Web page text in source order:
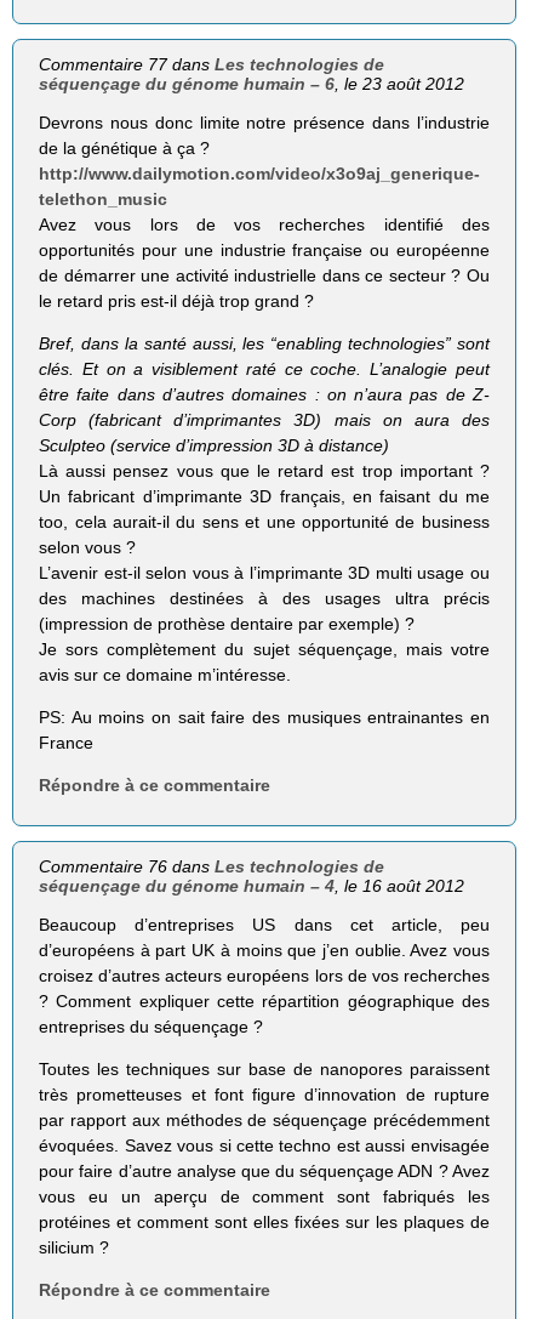
Commentaire 77 dansLes technologies de
séquençage du génome humain – 6 , le 23 août 2012
Devrons nous donc limite notre présence dans l’industrie
de la génétique à ça ?
http://www.dailymotion.com/video/x3o9aj_generique-
telethon_music
Avez vous lors de vos recherches identifié des
opportunités pour une industrie française ou européenne
de démarrer une activité industrielle dans ce secteur ? Ou
le retard pris est-il déjà trop grand ?
Bref, dans la santé aussi, les “enabling tech­no­lo­gies” sont
clés. Et on a visi­ble­ment raté ce coche. L’analogie peut
être faite dans d’autres domaines : on n’aura pas de Z-
Corp (fabri­cant d’imprimantes 3D) mais on aura des
Sculp­teo (ser­vice d’impression 3D à dis­tance)
Là aussi pensez vous que le retard est trop important ?
Un fabricant d’imprimante 3D français, en faisant du me
too, cela aurait-il du sens et une opportunité de business
selon vous ?
L’avenir est-il selon vous à l’imprimante 3D multi usage ou
des machines destinées à des usages ultra précis
(impression de prothèse dentaire par exemple) ?
Je sors complètement du sujet séquençage, mais votre
avis sur ce domaine m’intéresse.
PS: Au moins on sait faire des musiques entrainantes en
France
Répondre à ce commentaire
Commentaire 76 dansLes technologies de
séquençage du génome humain – 4 , le 16 août 2012
Beaucoup d’entreprises US dans cet article, peu
d’européens à part UK à moins que j’en oublie. Avez vous
croisez d’autres acteurs européens lors de vos recherches
? Comment expliquer cette répartition géographique des
entreprises du séquençage ?
Toutes les techniques sur base de nanopores paraissent
très prometteuses et font figure d’innovation de rupture
par rapport aux méthodes de séquençage précédemment
évoquées. Savez vous si cette techno est aussi envisagée
pour faire d’autre analyse que du séquençage ADN ? Avez
vous eu un aperçu de comment sont fabriqués les
protéines et comment sont elles fixées sur les plaques de
silicium ?
Répondre à ce commentaire